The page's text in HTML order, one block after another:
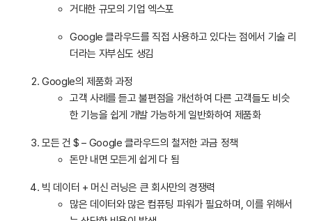
거대한 규모의 기업 엑스포
Google 클라우드를 직접 사용하고 있다는 점에서 기술 리
더라는 자부심도 생김
Google의 제품화 과정
고객 사례를 듣고 불편점을 개선하여 다른 고객들도 비슷
한 기능을 쉽게 개발 가능하게 일반화하여 제품화
모든 건 $ – Google 클라우드의 철저한 과금 정책
돈만 내면 모든게 쉽게 다 됨
빅 데이터 + 머신 러닝은 큰 회사만의 경쟁력
많은 데이터와 많은 컴퓨팅 파워가 필요하며, 이를 위해서